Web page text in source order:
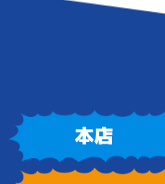
本店